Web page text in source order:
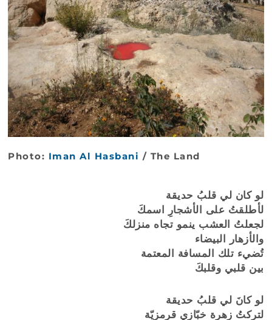
Photo: Iman Al Hasbani / The Land
لو كان لي قلبُ حديقة
لأطلقتُ على الأشجارِ اسمكَ
لجعلتُ العشب ينمو تجاه منزلكَ
والأزهار البيضاء
تُضيء تلك المسافة المعتمة
بين قلبي وقلبكَ
لو كانَ لي قلبُ حديقة
لتركتُ زهرة خبّازي قرمزيّة